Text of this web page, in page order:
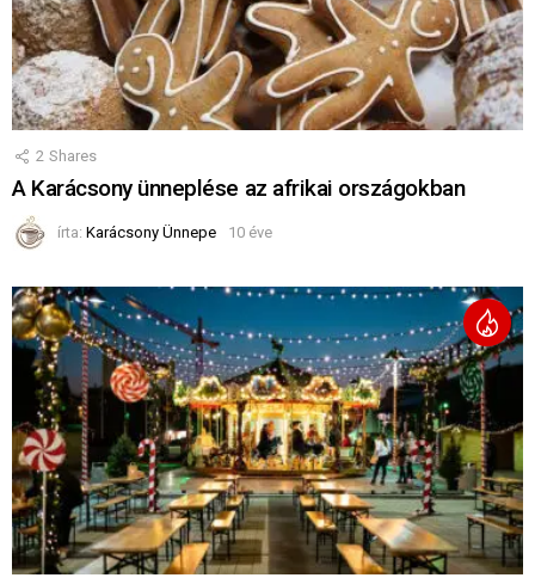
2 Shares
A Karácsony ünneplése az afrikai országokban
írta: Karácsony Ünnepe 10 éve